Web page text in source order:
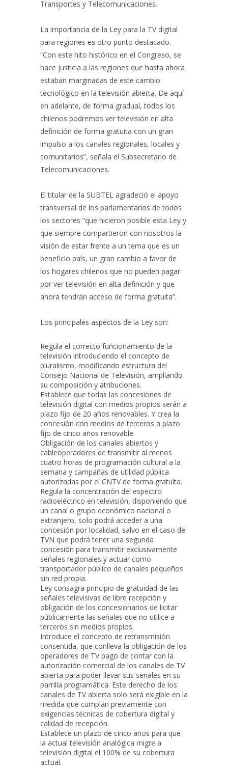
Transportes y Telecomunicaciones.
La importancia de la Ley para la TV digital
para regiones es otro punto destacado.
“Con este hito histórico en el Congreso, se
hace justicia a las regiones que hasta ahora
estaban marginadas de este cambio
tecnológico en la televisión abierta. De aquí
en adelante, de forma gradual, todos los
chilenos podremos ver televisión en alta
definición de forma gratuita con un gran
impulso a los canales regionales, locales y
comunitarios”, señala el Subsecretario de
Telecomunicaciones.
El titular de la SUBTEL agradeció el apoyo
transversal de los parlamentarios de todos
los sectores “que hicieron posible esta Ley y
que siempre compartieron con nosotros la
visión de estar frente a un tema que es un
beneficio país, un gran cambio a favor de
los hogares chilenos que no pueden pagar
por ver televisión en alta definición y que
ahora tendrán acceso de forma gratuita”.
Los principales aspectos de la Ley son:
Regula el correcto funcionamiento de la
televisión introduciendo el concepto de
pluralismo, modificando estructura del
Consejo Nacional de Televisión, ampliando
su composición y atribuciones.
Establece que todas las concesiones de
televisión digital con medios propios serán a
plazo fijo de 20 años renovables. Y crea la
concesión con medios de terceros a plazo
fijo de cinco años renovable.
Obligación de los canales abiertos y
cableoperadores de transmitir al menos
cuatro horas de programación cultural a la
semana y campañas de utilidad pública
autorizadas por el CNTV de forma gratuita.
Regula la concentración del espectro
radioeléctrico en televisión, disponiendo que
un canal o grupo económico nacional o
extranjero, solo podrá acceder a una
concesión por localidad, salvo en el caso de
TVN que podrá tener una segunda
concesión para transmitir exclusivamente
señales regionales y actuar como
transportador público de canales pequeños
sin red propia.
Ley consagra principio de gratuidad de las
señales televisivas de libre recepción y
obligación de los concesionarios de licitar
públicamente las señales que no utilice a
terceros sin medios propios.
Introduce el concepto de retransmisión
consentida, que conlleva la obligación de los
operadores de TV pago de contar con la
autorización comercial de los canales de TV
abierta para poder llevar sus señales en su
parrilla programática. Este derecho de los
canales de TV abierta solo será exigible en la
medida que cumplan previamente con
exigencias técnicas de cobertura digital y
calidad de recepción.
Establece un plazo de cinco años para que
la actual televisión analógica migre a
televisión digital el 100% de su cobertura
actual.